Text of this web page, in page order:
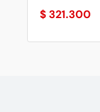
$ 321.300